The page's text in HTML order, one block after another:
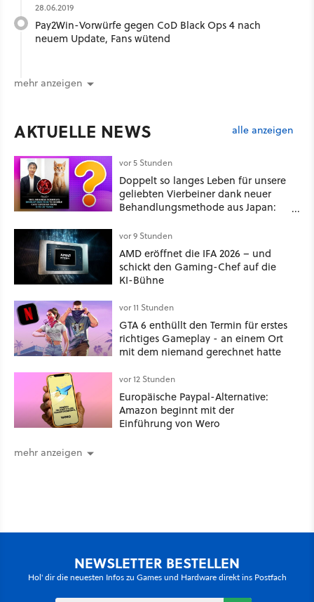
28.06.2019
Pay2Win-Vorwürfe gegen CoD Black Ops 4 nach
neuem Update, Fans wütend
mehr anzeigen
AKTUELLE NEWS alle anzeigen
vor 5 Stunden
Doppelt so langes Leben für unsere
geliebten Vierbeiner dank neuer
Behandlungsmethode aus Japan:
Kommentare zeigt, dass es nicht so
einfach ist
vor 9 Stunden
AMD eröffnet die IFA 2026 – und
schickt den Gaming-Chef auf die
KI-Bühne
vor 11 Stunden
GTA 6 enthüllt den Termin für erstes
richtiges Gameplay - an einem Ort
mit dem niemand gerechnet hatte
vor 12 Stunden
Europäische Paypal-Alternative:
Amazon beginnt mit der
Einführung von Wero
mehr anzeigen
NEWSLETTER BESTELLEN
Hol' dir die neuesten Infos zu Games und Hardware direkt ins Postfach